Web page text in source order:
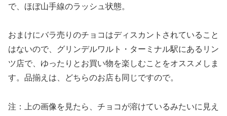
で、ほぼ山手線のラッシュ状態。
おまけにバラ売りのチョコはディスカントされていること
はないので、グリンデルワルト・ターミナル駅にあるリン
ツ店で、ゆったりとお買い物を楽しむことをオススメしま
す。品揃えは、どちらのお店も同じですので。
注：上の画像を見たら、チョコが溶けているみたいに見え